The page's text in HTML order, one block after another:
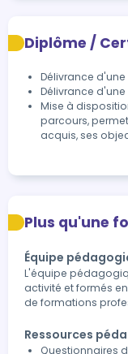
Diplôme /
Délivrance
Délivrance
Mise à
parcours,
acquis, ses
Plus qu'une
Équipe
L'équipe
activité et formés
de formations
Ressources
Questionnaires